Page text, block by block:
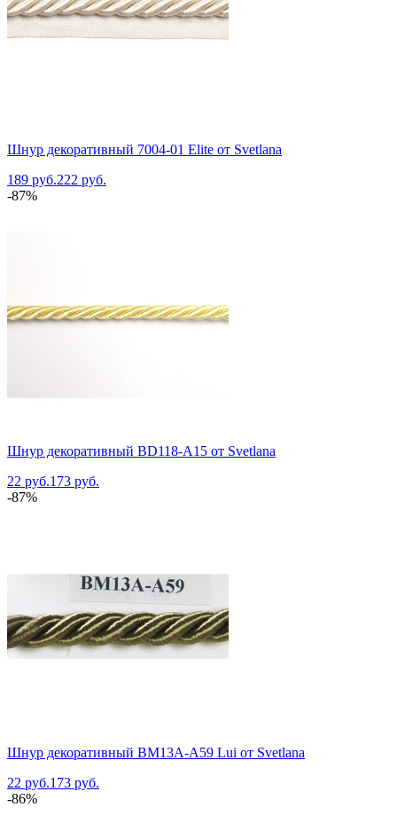
Шнур декоративный 7004-01 Elite от Svetlana
189 руб.222 руб.
-87%
Шнур декоративный BD118-A15 от Svetlana
22 руб.173 руб.
-87%
Шнур декоративный BM13A-A59 Lui от Svetlana
22 руб.173 руб.
-86%